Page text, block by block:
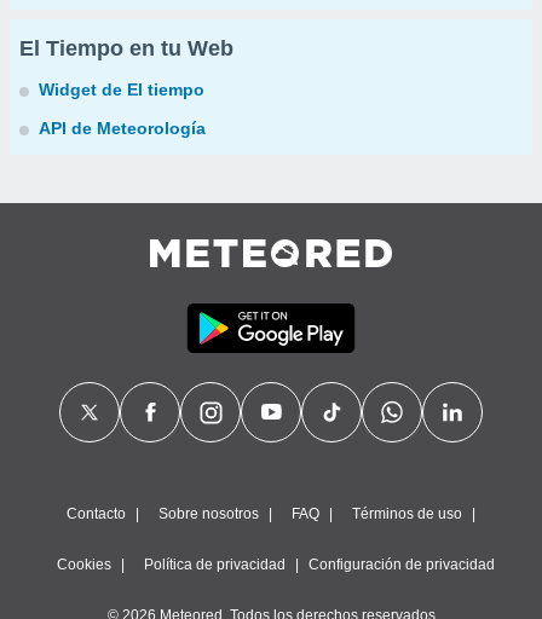
El Tiempo en tu Web
Widget de El tiempo
API de Meteorología
Contacto Sobre nosotros FAQ Términos de uso
Cookies Política de privacidad Configuración de privacidad
© 2026 Meteored. Todos los derechos reservados